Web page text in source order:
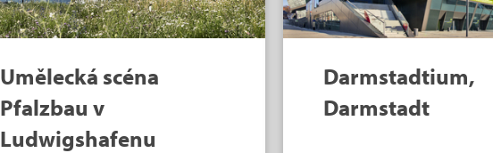
Umělecká scéna
Pfalzbau v
Ludwigshafenu
Darmstadtium,
Darmstadt